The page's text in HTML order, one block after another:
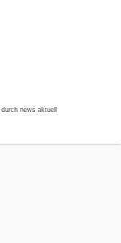
news aktuell